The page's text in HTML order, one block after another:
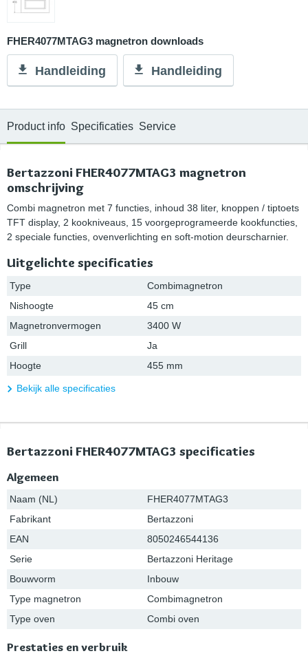
FHER4077MTAG3 magnetron downloads
Handleiding Handleiding
Product info Specificaties Service
Bertazzoni FHER4077MTAG3 magnetron
omschrijving
Combi magnetron met 7 functies, inhoud 38 liter, knoppen / tiptoets
TFT display, 2 kookniveaus, 15 voorgeprogrameerde kookfuncties,
2 speciale functies, ovenverlichting en soft-motion deurscharnier.
Uitgelichte specificaties
Type
Combimagnetron
Nishoogte
45 cm
Magnetronvermogen
3400 W
Grill
Ja
Hoogte
455 mm
Bekijk alle specificaties
Bertazzoni FHER4077MTAG3 specificaties
Algemeen
Naam (NL)
FHER4077MTAG3
Fabrikant
Bertazzoni
EAN
8050246544136
Serie
Bertazzoni Heritage
Bouwvorm
Inbouw
Type magnetron
Combimagnetron
Type oven
Combi oven
Prestaties en verbruik